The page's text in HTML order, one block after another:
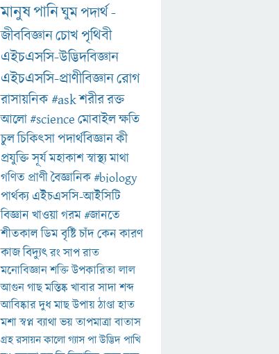
মানুষপানিঘুমপদার্থ-
জীববিজ্ঞানচোখপৃথিবী
এইচএসসি-উদ্ভিদবিজ্ঞান
এইচএসসি-প্রাণীবিজ্ঞানরোগ
রাসায়নিক#askশরীররক্ত
আলো#scienceমোবাইলক্ষতি
চুলচিকিৎসাপদার্থবিজ্ঞানকী
প্রযুক্তিসূর্যমহাকাশস্বাস্থ্যমাথা
গণিত প্রাণীবৈজ্ঞানিক#biology
পার্থক্য এইচএসসি-আইসিটি
বিজ্ঞানখাওয়াগরম#জানতে
শীতকালডিমবৃষ্টিচাঁদকেনকারণ
কাজবিদ্যুৎরংসাপরাত
মনোবিজ্ঞানশক্তিউপকারিতালাল
আগুনগাছমস্তিষ্কখাবারসাদাশব্দ
আবিষ্কারদুধমাছউপায়ঠাণ্ডাহাত
মশাস্বপ্নব্যাথাভয়তাপমাত্রাবাতাস
গ্রহরসায়নকালোগ্যাসপাউদ্ভিদপাখি